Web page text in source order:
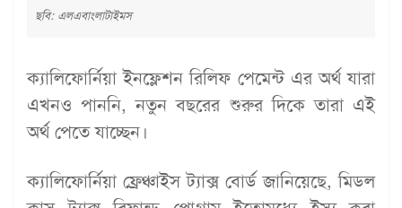
ছবি: এলএবাংলাটাইমস
ক্যালিফোর্নিয়া ইনফ্লেশন রিলিফ পেমেন্ট এর অর্থ যারা
এখনও পাননি, নতুন বছরের শুরুর দিকে তারা এই
অর্থ পেতে যাচ্ছেন।
ক্যালিফোর্নিয়া ফ্রেঞ্চাইস ট্যাক্স বোর্ড জানিয়েছে, মিডল